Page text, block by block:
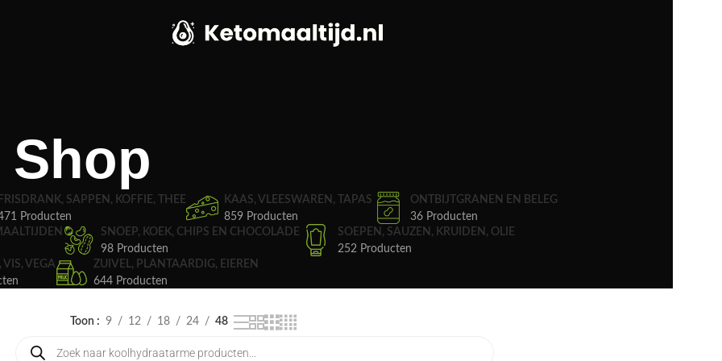
Shop
FRISDRANK, SAPPEN, KOFFIE, THEE
Producten
KAAS, VLEESWAREN, TAPAS
859 Producten
ONTBIJTGRANEN EN BELEG
36 Producten
SNOEP, KOEK, CHIPS EN CHOCOLADE
98 Producten
SOEPEN, SAUZEN, KRUIDEN, OLIE
252 Producten
VIS, VEGA
ZUIVEL, PLANTAARDIG, EIEREN
644 Producten
Toon 9 12 18 24 48